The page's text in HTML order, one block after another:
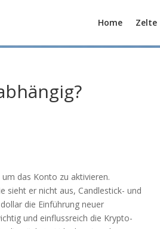
Home Zelte
das Konto zu aktivieren.
sieht er nicht aus, Candlestick- und
die Einführung neuer
und einflussreich die Krypto-